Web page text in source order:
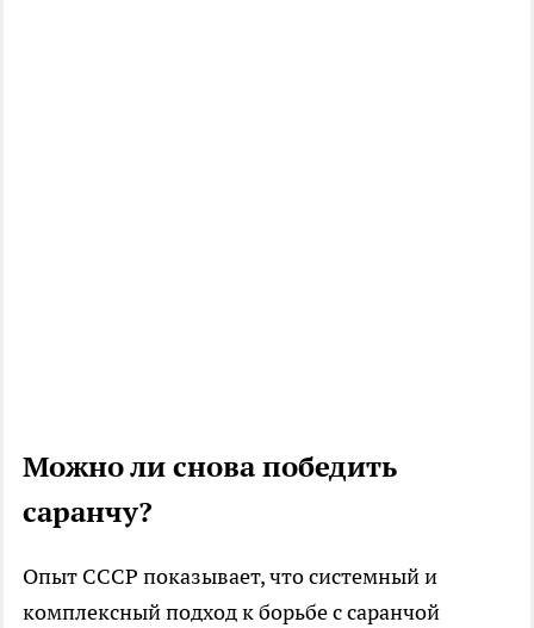
Можно ли снова победить
саранчу?
Опыт СССР показывает, что системный и
комплексный подход к борьбе с саранчой